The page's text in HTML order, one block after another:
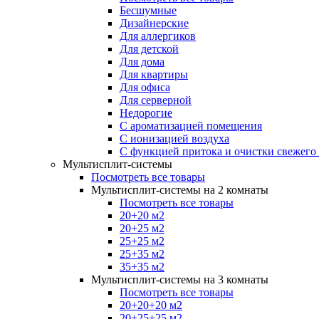
Бесшумные
Дизайнерские
Для аллергиков
Для детской
Для дома
Для квартиры
Для офиса
Для серверной
Недорогие
С ароматизацией помещения
С ионизацией воздуха
С функцией притока и очистки свежего
Мультисплит-системы
Посмотреть все товары
Мультисплит-системы на 2 комнаты
Посмотреть все товары
20+20 м2
20+25 м2
25+25 м2
25+35 м2
35+35 м2
Мультисплит-системы на 3 комнаты
Посмотреть все товары
20+20+20 м2